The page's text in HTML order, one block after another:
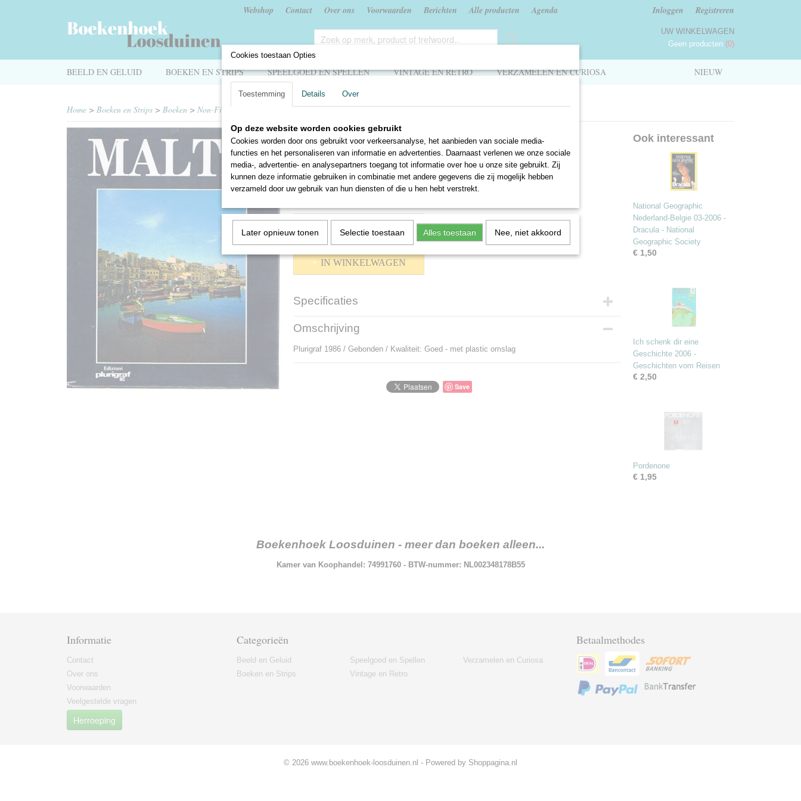
Webshop Contact Over ons Voorwaarden Berichten Alle producten Agenda Inloggen Registreren
UW WINKELWAGEN
Geen producten (0)
NIEUW
BEELD EN GELUID BOEKEN EN STRIPS SPEELGOED EN SPELLEN VINTAGE EN RETRO VERZAMELEN EN CURIOSA
Home > Boeken en Strips > Boeken > Non-Fictie Malta
Malta
€ 5,00
✓Op voorraad
IN WINKELWAGEN
Specificaties
Productcode
Bruto gewicht
Omschrijving
Plurigraf 1986 / Gebonden / Kwaliteit: Goed - met plastic omslag
Save
Ook interessant
National Geographic
Nederland-Belgie 03-2006 -
Dracula - National
Geographic Society
€ 1,50
Ich schenk dir eine
Geschichte 2006 -
Geschichten vom Reisen
€ 2,50
Pordenone
€ 1,95
Boekenhoek Loosduinen - meer dan boeken alleen...
Kamer van Koophandel: 74991760 - BTW-nummer: NL002348178B55
Informatie
Contact
Over ons
Voorwaarden
Veelgestelde vragen
Herroeping
Categorieën
Beeld en Geluid
Boeken en Strips
Speelgoed en Spellen
Vintage en Retro
Verzamelen en Curiosa
Betaalmethodes
© 2026 www.boekenhoek-loosduinen.nl - Powered by Shoppagina.nl
Cookies toestaan Opties
Toestemming Details Over
Op deze website worden cookies gebruikt
Cookies worden door ons gebruikt voor verkeersanalyse, het aanbieden van sociale media-
functies en het personaliseren van informatie en advertenties. Daarnaast verlenen we onze sociale
media-, advertentie- en analysepartners toegang tot informatie over hoe u onze site gebruikt. Zij
kunnen deze informatie gebruiken in combinatie met andere gegevens die zij mogelijk hebben
verzameld door uw gebruik van hun diensten of die u hen hebt verstrekt.
Later opnieuw tonen Selectie toestaan Alles toestaan Nee, niet akkoord